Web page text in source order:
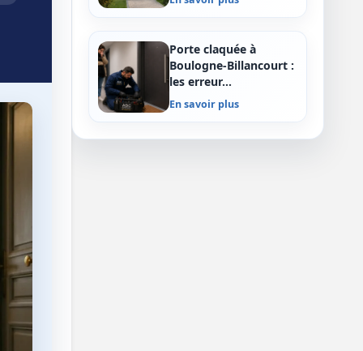
Porte claquée à
Boulogne-Billancourt :
les erreur…
En savoir plus